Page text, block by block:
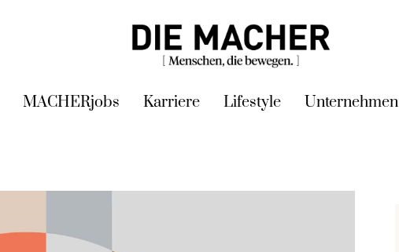
MACHERjobs Karriere Lifestyle Unternehmen